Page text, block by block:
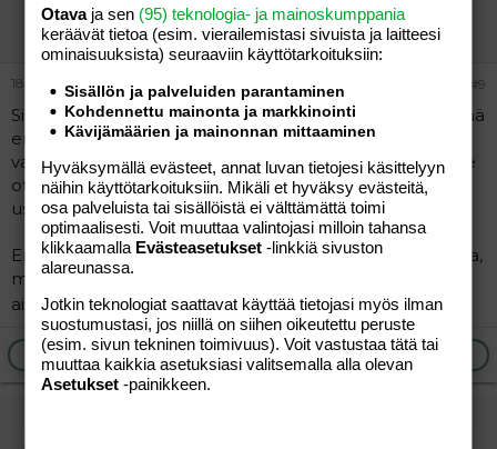
Vieras
18.04.2012 #9
Siihen tottuu kun on pakko. Ei tule sellaista oloa, että mä
en jaksaisi tätä, miten jotkut jaksaa. Ei ole edes
vaihtoehtoa ajatella, että ei jaksaisi. Kyllä se välillä koville
ottaa, mutta kun on pakko, sitä suoriutuu
uskomattomille tuntuneistakin jutuista.
En minäkään ajatellut tätä jaksavani kun oli mies rinnalla,
mutta niin sitä tässä vaan porskutetaan eteenpäin ja
aina koittaa uusi aamu.
Vastaa
Ilmoita asiaton viesti
Otavaja sen (95) teknologia- ja mainoskumppania
keräävät tietoa (esim. vierailemis­tasi sivuista ja laitteesi
ominaisuuk­sista) seuraaviin käyttötarkoituksiin:
Sisällön ja palveluiden parantaminen
Kohdennettu mainonta ja markkinointi
Kävijämäärien ja mainonnan mittaaminen
Hyväksymällä evästeet, annat luvan tietojesi käsittelyyn
näihin käyttötarkoituksiin. Mikäli et hyväksy evästeitä,
osa palveluista tai sisällöistä ei välttämättä toimi
optimaalisesti. Voit muuttaa valintojasi milloin tahansa
klikkaamalla Evästeasetukset -linkkiä sivuston
alareunassa.
Jotkin teknologiat saattavat käyttää tietojasi myös ilman
suostumustasi, jos niillä on siihen oikeutettu peruste
(esim. sivun tekninen toimivuus). Voit vastustaa tätä tai
muuttaa kaikkia asetuksiasi valitsemalla alla olevan
Asetukset -painikkeen.